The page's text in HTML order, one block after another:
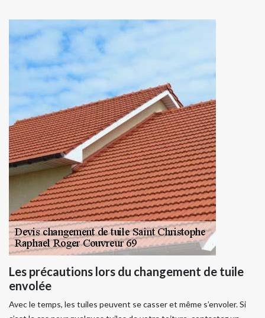
Les précautions lors du changement de tuile
envolée
Avec le temps, les tuiles peuvent se casser et même s’envoler. Si